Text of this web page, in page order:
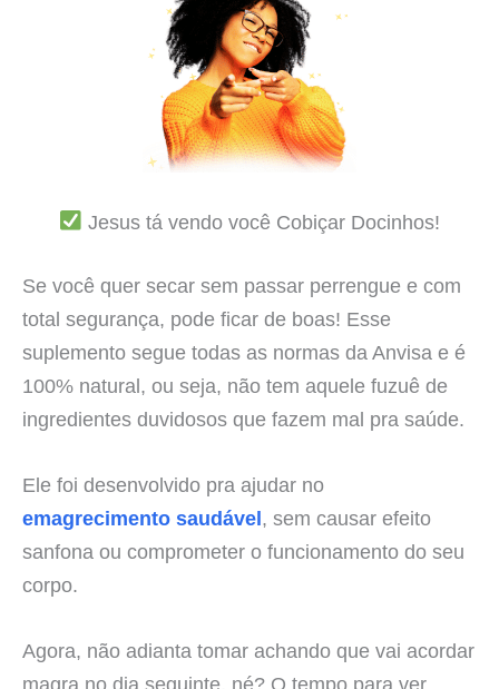
Jesus tá vendo você Cobiçar Docinhos!
Se você quer secar sem passar perrengue e com
total segurança, pode ficar de boas! Esse
suplemento segue todas as normas da Anvisa e é
100% natural, ou seja, não tem aquele fuzuê de
ingredientes duvidosos que fazem mal pra saúde.
Ele foi desenvolvido pra ajudar no
emagrecimento saudável, sem causar efeito
sanfona ou comprometer o funcionamento do seu
corpo.
Agora, não adianta tomar achando que vai acordar
magra no dia seguinte, né? O tempo para ver